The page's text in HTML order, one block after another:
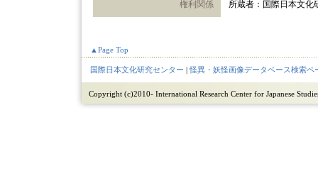
権利関係 所蔵者：国際日本文化
▲Page Top
国際日本文化研究センター |怪異・妖怪画像データベース検索ペ
Copyright (c)2010- International Research Center for Japanese